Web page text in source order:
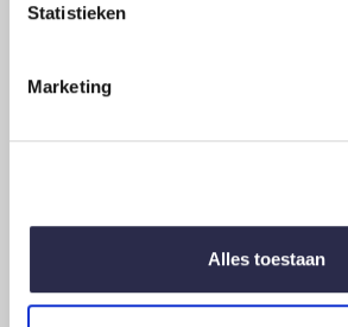
Statistieken
Marketing
Alles toestaan
Achternaam
Telefoonnummer
*